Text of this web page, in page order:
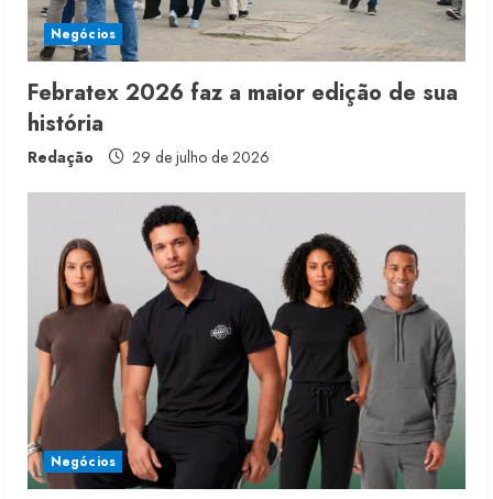
Negócios
Febratex 2026 faz a maior edição de sua
história
Redação 29 de julho de 2026
Negócios
Moda vende US$63,7 bilhões em
produtos licenciados
6 de agosto de 2026
3
Renata Caixeta assume Movimento
Sou de Algodão
5 de agosto de 2026